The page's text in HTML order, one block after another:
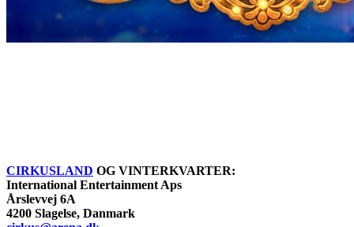
CIRKUSLAND OG VINTERKVARTER:
International Entertainment Aps
Årslevvej 6A
4200 Slagelse, Danmark